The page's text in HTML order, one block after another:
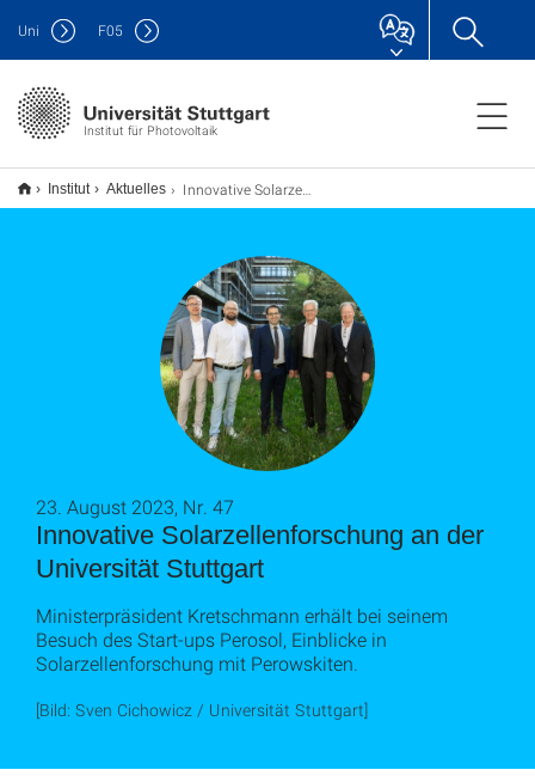
Institut für Photovoltaik
Uni F05
Institut Aktuelles Innovative Solarzellenforschung an der Universität Stuttgart
Innovative Solarzellenforschung an der
Universität Stuttgart
23. August 2023, Nr. 47
Ministerpräsident Kretschmann erhält bei seinem
Besuch des Start-ups Perosol, Einblicke in
Solarzellenforschung mit Perowskiten.
[Bild: Sven Cichowicz / Universität Stuttgart]